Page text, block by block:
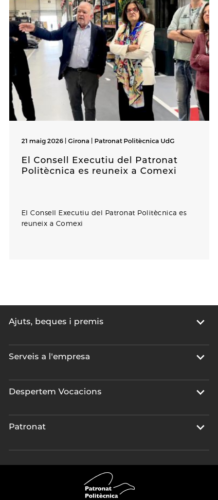
21 maig 2026 | Girona | Patronat Politècnica UdG
El Consell Executiu del Patronat
Politècnica es reuneix a Comexi
El Consell Executiu del Patronat Politècnica es
reuneix a Comexi
Ajuts, beques i premis
Serveis a l'empresa
Despertem Vocacions
Patronat